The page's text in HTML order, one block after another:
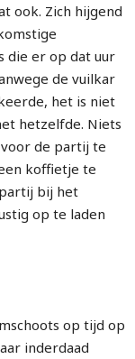
ook. Zich hijgend
die er op dat uur
de vuilkar
het is niet
hetzelfde. Niets
de partij te
koffietje te
bij het
op te laden
op tijd op
inderdaad